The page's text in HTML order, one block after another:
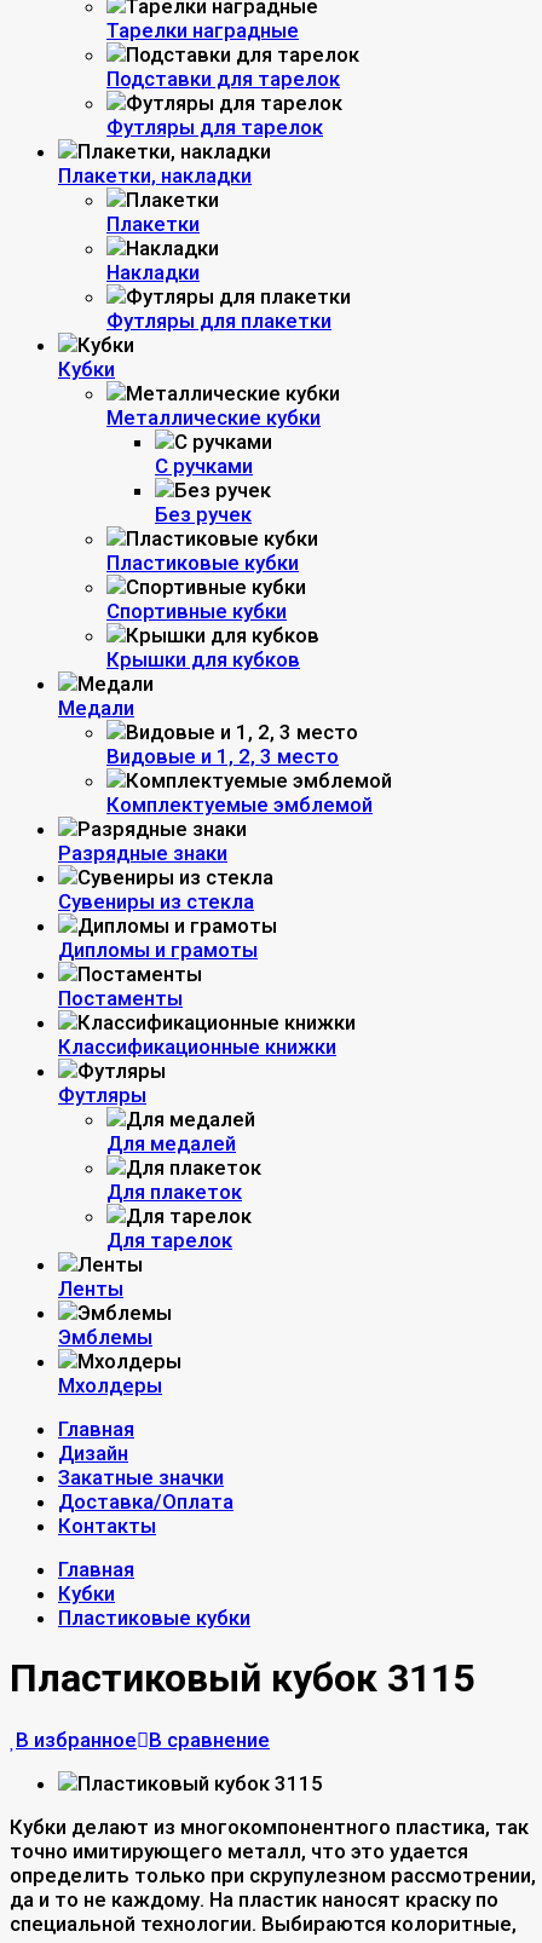
Тарелки наградные
Подставки для тарелок
Футляры для тарелок
Плакетки, накладки
Плакетки
Накладки
Футляры для плакетки
Кубки
Металлические кубки
С ручками
Без ручек
Пластиковые кубки
Спортивные кубки
Крышки для кубков
Медали
Видовые и 1, 2, 3 место
Комплектуемые эмблемой
Разрядные знаки
Сувениры из стекла
Дипломы и грамоты
Постаменты
Классификационные книжки
Футляры
Для медалей
Для плакеток
Для тарелок
Ленты
Эмблемы
Мхолдеры
Главная
Дизайн
Закатные значки
Доставка/Оплата
Контакты
Главная
Кубки
Пластиковые кубки
Пластиковый кубок 3115
В избранное В сравнение
Кубки делают из многокомпонентного пластика, так
точно имитирующего металл, что это удается
определить только при скрупулезном рассмотрении,
да и то не каждому. На пластик наносят краску по
специальной технологии. Выбираются колоритные,